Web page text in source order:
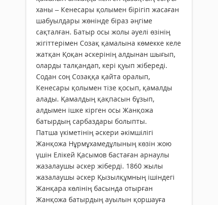
ханы – Кенесары қолымен бірігіп жасаған
шабуылдары жөнінде біраз әңгіме
сақталған. Батыр осы жолы әуелі өзінің
жігіттерімен Созақ қамалына көмекке келе
жатқан Қоқан әскерінің алдынан шығып,
оларды талқандап, кері қуып жібереді.
Содан соң Созаққа қайта оралып,
Кенесары қолымен тізе қосып, қамалды
алады. Қамалдың қақпасын бұзып,
алдымен ішке кірген осы Жанқожа
батырдың сарбаздары болыпты.
Патша үкіметінің әскери әкімшілігі
Жанқожа Нұрмұхамедұлының көзін жою
үшін Елікей Қасымов бастаған арнаулы
жазалаушы әскер жіберді. 1860 жылы
жазалаушы әскер Қызылқұмның ішіндегі
Жанқара көлінің басында отырған
Жанқожа батырдың ауылын қоршауға